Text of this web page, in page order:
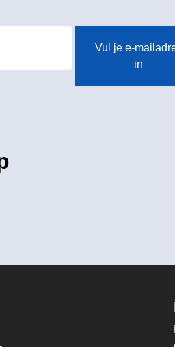
Vul je e-
in